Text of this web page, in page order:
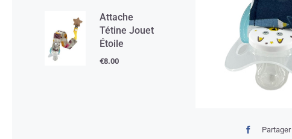
Attache
Tétine Jouet
Étoile
€8.00
Partager